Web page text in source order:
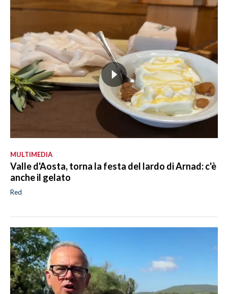
MULTIMEDIA
Valle d'Aosta, torna la festa del lardo di Arnad: c'è
anche il gelato
Red